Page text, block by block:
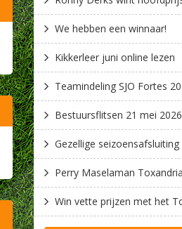
​We hebben een winnaar!
Kikkerleer juni online lezen
Bestuursflitsen 21 mei 2026
Gezellige seizoensafsluiting